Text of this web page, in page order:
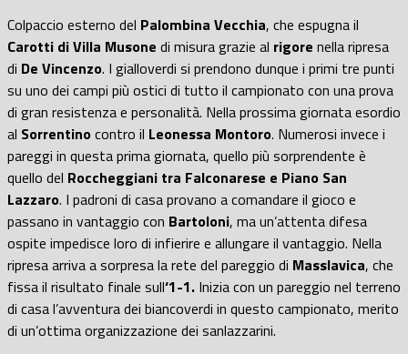
Colpaccio esterno del Palombina Vecchia, che espugna il
Carotti di Villa Musone di misura grazie al rigore nella ripresa
di De Vincenzo. I gialloverdi si prendono dunque i primi tre punti
su uno dei campi più ostici di tutto il campionato con una prova
di gran resistenza e personalità. Nella prossima giornata esordio
al Sorrentinocontro il Leonessa Montoro. Numerosi invece i
pareggi in questa prima giornata, quello più sorprendente è
quello del Roccheggiani tra Falconarese e Piano San
Lazzaro. I padroni di casa provano a comandare il gioco e
passano in vantaggio con Bartoloni, ma un’attenta difesa
ospite impedisce loro di infierire e allungare il vantaggio. Nella
ripresa arriva a sorpresa la rete del pareggio di Masslavica, che
fissa il risultato finale sull‘1-1. Inizia con un pareggio nel terreno
di casa l’avventura dei biancoverdi in questo campionato, merito
di un’ottima organizzazione dei sanlazzarini.